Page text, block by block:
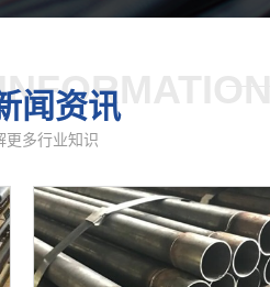
闻资讯
更多行业知识